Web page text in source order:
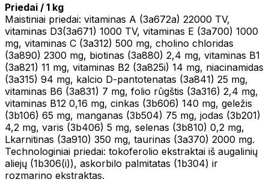
Priedai / 1 kg
Maistiniai priedai: vitaminas A (3a672a) 22000 TV,
vitaminas D3(3a671) 1000 TV, vitaminas E (3a700) 1000
mg, vitaminas C (3a312) 500 mg, cholino chloridas
(3a890) 2300 mg, biotinas (3a880) 2,4 mg, vitaminas B1
(3a821) 11 mg, vitaminas B2 (3a825i) 14 mg, niacinamidas
(3a315) 94 mg, kalcio D-pantotenatas (3a841) 25 mg,
vitaminas B6 (3a831) 7 mg, folio rūgštis (3a316) 2,4 mg,
vitaminas B12 0,16 mg, cinkas (3b606) 140 mg, geležis
(3b106) 65 mg, manganas (3b504) 75 mg, jodas (3b201)
4,2 mg, varis (3b406) 5 mg, selenas (3b810) 0,2 mg,
Lkarnitinas (3a910) 350 mg, taurinas (3a370) 2000 mg.
Technologiniai priedai: tokoferolio ekstraktai iš augalinių
aliejų (1b306(i)), askorbilo palmitatas (1b304) ir
rozmarino ekstraktas.